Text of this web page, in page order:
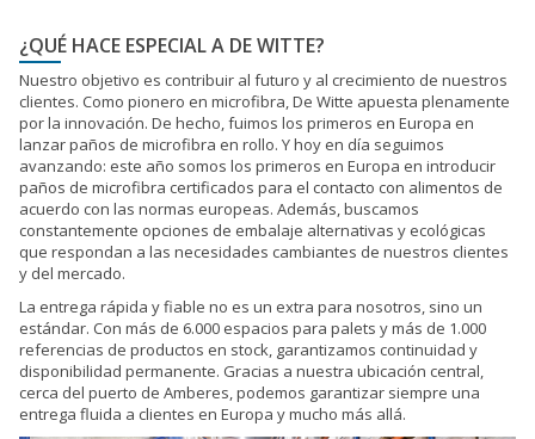
¿QUÉ HACE ESPECIAL A DE WITTE?
Nuestro objetivo es contribuir al futuro y al crecimiento de nuestros
clientes. Como pionero en microfibra, De Witte apuesta plenamente
por la innovación. De hecho, fuimos los primeros en Europa en
lanzar paños de microfibra en rollo. Y hoy en día seguimos
avanzando: este año somos los primeros en Europa en introducir
paños de microfibra certificados para el contacto con alimentos de
acuerdo con las normas europeas. Además, buscamos
constantemente opciones de embalaje alternativas y ecológicas
que respondan a las necesidades cambiantes de nuestros clientes
y del mercado.
La entrega rápida y fiable no es un extra para nosotros, sino un
estándar. Con más de 6.000 espacios para palets y más de 1.000
referencias de productos en stock, garantizamos continuidad y
disponibilidad permanente. Gracias a nuestra ubicación central,
cerca del puerto de Amberes, podemos garantizar siempre una
entrega fluida a clientes en Europa y mucho más allá.